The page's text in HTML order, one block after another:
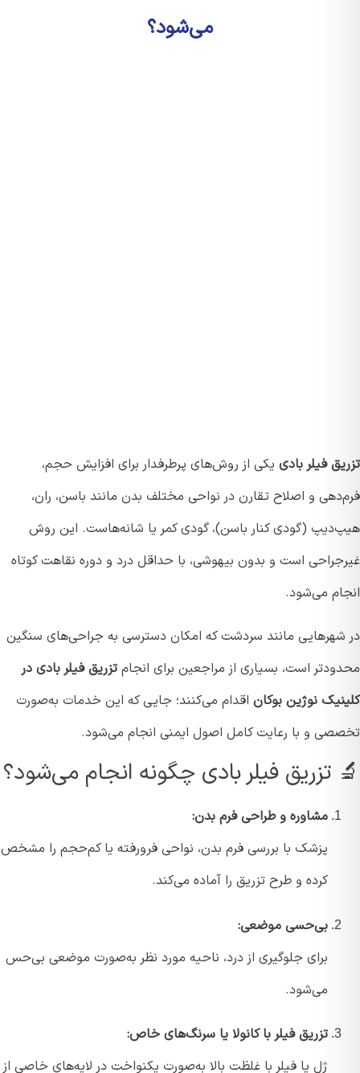
می‌شود؟
فیلر بادییکی از روش‌های پرطرفدار برای افزایش حجم،
و اصلاح تقارن در نواحی مختلف بدن مانند باسن، ران،
(گودی کنار باسن)، گودی کمر یا شانه‌هاست. این روش
است و بدون بیهوشی، با حداقل درد و دوره نقاهت کوتاه
می‌شود.
مانند سردشت که امکان دسترسی به جراحی‌های سنگین
است، بسیاری از مراجعین برای انجامتزریق فیلر بادی در
نوژین بوکاناقدام می‌کنند؛ جایی که این خدمات به‌صورت
و با رعایت کامل اصول ایمنی انجام می‌شود.
تزریق فیلر بادی چگونه انجام می‌شود؟
مشاوره و طراحی فرم بدن:
پزشک با بررسی فرم بدن، نواحی فرورفته یا کم‌حجم را مشخص
کرده و طرح تزریق را آماده می‌کند.
بی‌حسی موضعی:
برای جلوگیری از درد، ناحیه مورد نظر به‌صورت موضعی بی‌حس
می‌شود.
تزریق فیلر با کانولا یا سرنگ‌های خاص:
ژل یا فیلر با غلظت بالا به‌صورت یکنواخت در لایه‌های خاصی از